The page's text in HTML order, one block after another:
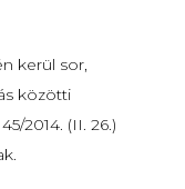
kerül sor,
közötti
2014. (II. 26.)